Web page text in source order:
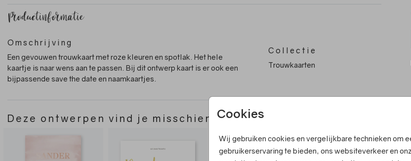
Cookies
Wij gebruiken cookies en vergelijkbare technieken om
gebruikerservaring te bieden, ons websiteverkeer en
Productinformatie
Omschrijving
Een gevouwen trouwkaart met roze kleuren en spotlak. Het hele
kaartje is naar wens aan te passen. Bij dit ontwerp kaart is er ook een
bijpassende save the date en naamkaartjes.
Collectie
Trouwkaarten
Deze ontwerpen vind je misschien ook leuk